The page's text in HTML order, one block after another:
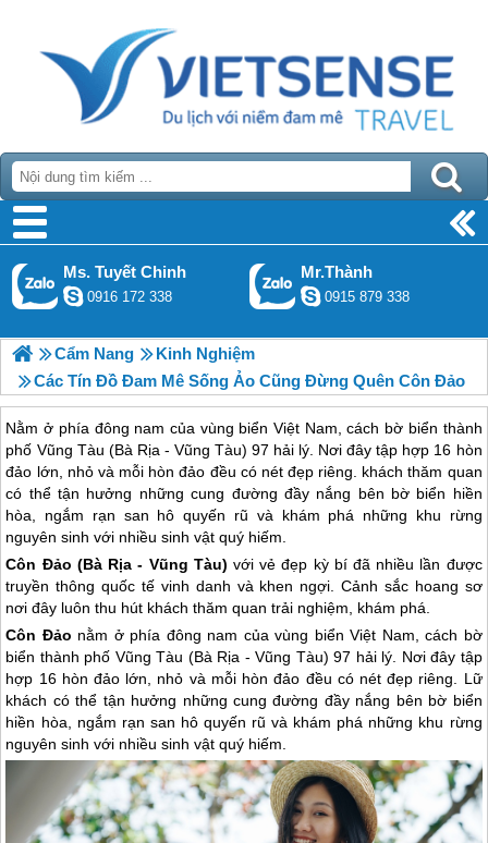
Ms. Tuyết Chinh
0916 172 338
Mr.Thành
0915 879 338
Cẩm Nang
Kinh Nghiệm
Các Tín Đồ Đam Mê Sống Ảo Cũng Đừng Quên Côn Đảo
Nằm ở phía đông nam của vùng biển Việt Nam, cách bờ biển thành
phố Vũng Tàu (Bà Rịa - Vũng Tàu) 97 hải lý. Nơi đây tập hợp 16 hòn
đảo lớn, nhỏ và mỗi hòn đảo đều có nét đẹp riêng. khách thăm quan
có thể tận hưởng những cung đường đầy nắng bên bờ biển hiền
hòa, ngắm rạn san hô quyến rũ và khám phá những khu rừng
nguyên sinh với nhiều sinh vật quý hiếm.
Côn Đảo (Bà Rịa - Vũng Tàu) với vẻ đẹp kỳ bí đã nhiều lần được
truyền thông quốc tế vinh danh và khen ngợi. Cảnh sắc hoang sơ
nơi đây luôn thu hút khách thăm quan trải nghiệm, khám phá.
Côn Đảo nằm ở phía đông nam của vùng biển Việt Nam, cách bờ
biển thành phố Vũng Tàu (Bà Rịa - Vũng Tàu) 97 hải lý. Nơi đây tập
hợp 16 hòn đảo lớn, nhỏ và mỗi hòn đảo đều có nét đẹp riêng. Lữ
khách có thể tận hưởng những cung đường đầy nắng bên bờ biển
hiền hòa, ngắm rạn san hô quyến rũ và khám phá những khu rừng
nguyên sinh với nhiều sinh vật quý hiếm.